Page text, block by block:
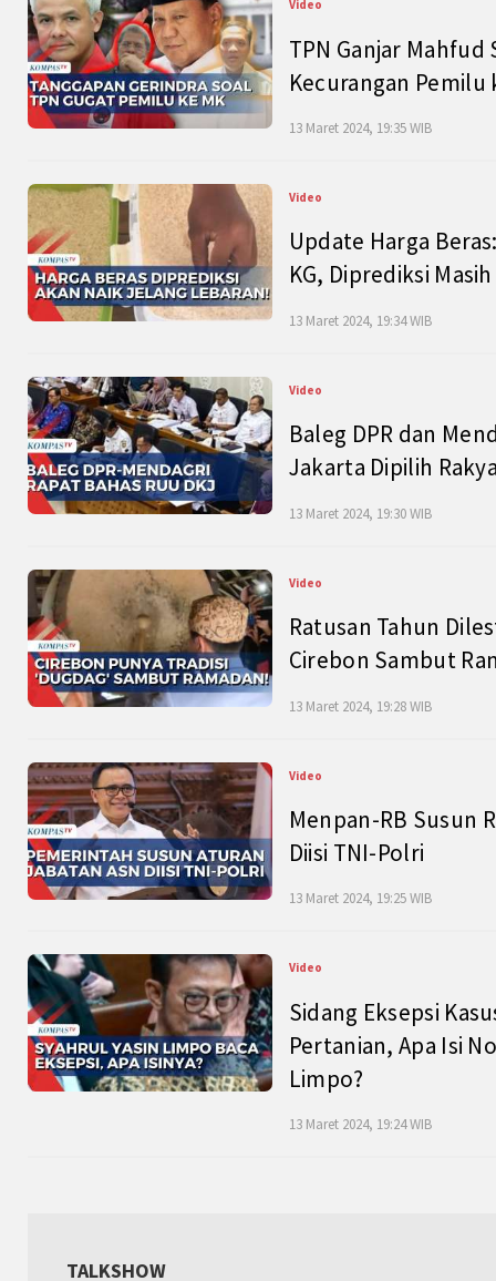
Video
TPN Ganjar Mahfud
Kecurangan Pemilu
13 Maret 2024, 19:35 WIB
Video
Update Harga
KG, Diprediksi
13 Maret 2024, 19:34 WIB
Video
Baleg DPR dan
Jakarta Dipilih
13 Maret 2024, 19:30 WIB
Video
Ratusan Tahun
Cirebon Sambut
13 Maret 2024, 19:28 WIB
Video
Menpan-RB Susun
Diisi TNI-Polri
13 Maret 2024, 19:25 WIB
Video
Sidang Eksepsi
Pertanian, Apa Isi
Limpo?
13 Maret 2024, 19:24 WIB
TALKSHOW